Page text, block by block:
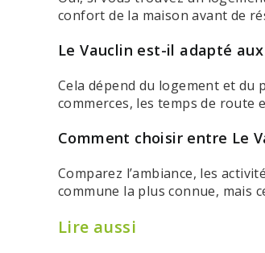
confort de la maison avant de
Le Vauclin est-il adapté
Cela dépend du logement et
commerces, les temps de route
Comment choisir entre Le
Comparez l’ambiance, les
commune la plus connue, mais
Lire aussi